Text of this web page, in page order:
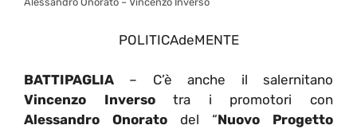
POLITICAdeMENTE
BATTIPAGLIA – C’è anche il salernitano
Vincenzo Inversotra i promotori con
Alessandro Onorato del “Nuovo Progetto